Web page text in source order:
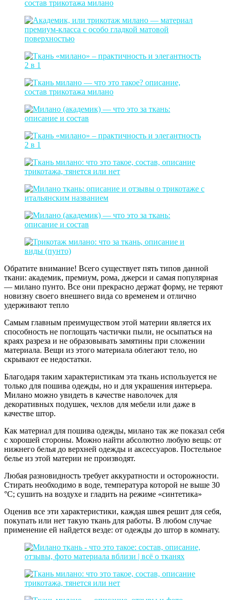
Обратите внимание! Всего существует пять типов данной
ткани: академик, премиум, рома, джерси и самая популярная
— милано пунто. Все они прекрасно держат форму, не теряют
новизну своего внешнего вида со временем и отлично
удерживают тепло
Самым главным преимуществом этой материи является их
способность не поглощать частички пыли, не осыпаться на
краях разреза и не образовывать замятины при сложении
материала. Вещи из этого материала облегают тело, но
скрывают ее недостатки.
Благодаря таким характеристикам эта ткань используется не
только для пошива одежды, но и для украшения интерьера.
Милано можно увидеть в качестве наволочек для
декоративных подушек, чехлов для мебели или даже в
качестве штор.
Как материал для пошива одежды, милано так же показал себя
с хорошей стороны. Можно найти абсолютно любую вещь: от
нижнего белья до верхней одежды и аксессуаров. Постельное
белье из этой материи не производят.
Любая разновидность требует аккуратности и осторожности.
Стирать необходимо в воде, температура которой не выше 30
°С; сушить на воздухе и гладить на режиме «синтетика»
Оценив все эти характеристики, каждая швея решит для себя,
покупать или нет такую ткань для работы. В любом случае
применение ей найдется везде: от одежды до штор в комнату.